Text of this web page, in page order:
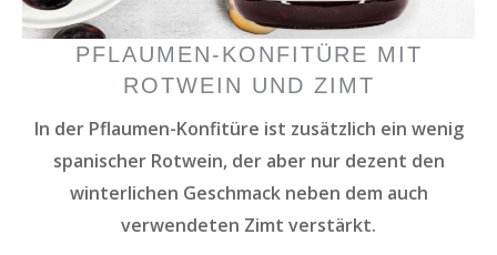
PFLAUMEN-KONFITÜRE MIT
ROTWEIN UND ZIMT
In der Pflaumen-Konfitüre ist zusätzlich ein wenig
spanischer Rotwein, der aber nur dezent den
winterlichen Geschmack neben dem auch
verwendeten Zimt verstärkt.